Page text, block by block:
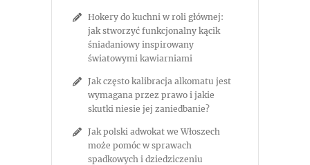
Hokery do kuchni w roli głównej:
jak stworzyć funkcjonalny kącik
śniadaniowy inspirowany
światowymi kawiarniami
Jak często kalibracja alkomatu jest
wymagana przez prawo i jakie
skutki niesie jej zaniedbanie?
Jak polski adwokat we Włoszech
może pomóc w sprawach
spadkowych i dziedziczeniu